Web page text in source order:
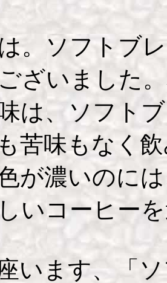
。ソフトブ
ざいました
は、ソフト
苦味もなく
が濃いのに
いコーヒー
います、「